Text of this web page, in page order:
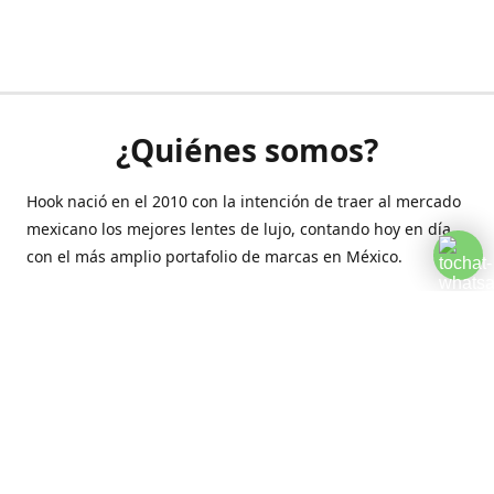
¿Quiénes somos?
Hook nació en el 2010 con la intención de traer al mercado
mexicano los mejores lentes de lujo, contando hoy en día
con el más amplio portafolio de marcas en México.